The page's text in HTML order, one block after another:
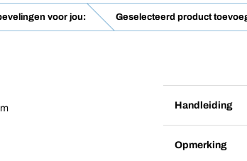
voor jou: Geselecteerd product
Handleiding
Opmerking